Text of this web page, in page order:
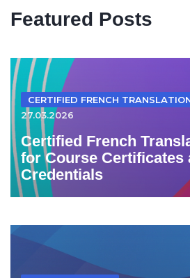
Featured Posts
CERTIFIED FRENCH
27.03.2026
Certified French
for Course Certificates
Credentials